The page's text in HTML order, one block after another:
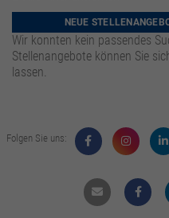
NEUE
Wir konnten kein passendes
Stellenangebote können Sie
lassen.
Folgen Sie uns:
Mail
Zweck Speichert die
zusätzliche Informationen